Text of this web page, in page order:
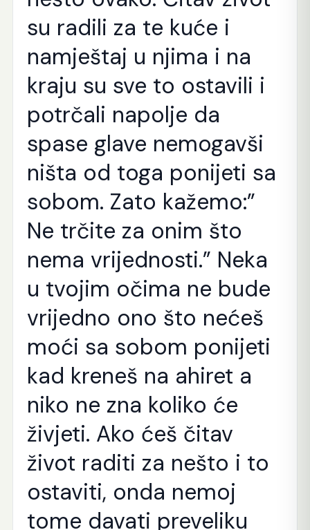
su radili za te kuće i
namještaj u njima i na
kraju su sve to ostavili i
potrčali napolje da
spase glave nemogavši
ništa od toga ponijeti sa
sobom. Zato kažemo:”
Ne trčite za onim što
nema vrijednosti.” Neka
u tvojim očima ne bude
vrijedno ono što nećeš
moći sa sobom ponijeti
kad kreneš na ahiret a
niko ne zna koliko će
živjeti. Ako ćeš čitav
život raditi za nešto i to
ostaviti, onda nemoj
tome davati preveliku